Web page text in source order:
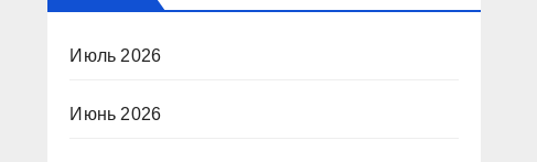
Июль 2026
Июнь 2026